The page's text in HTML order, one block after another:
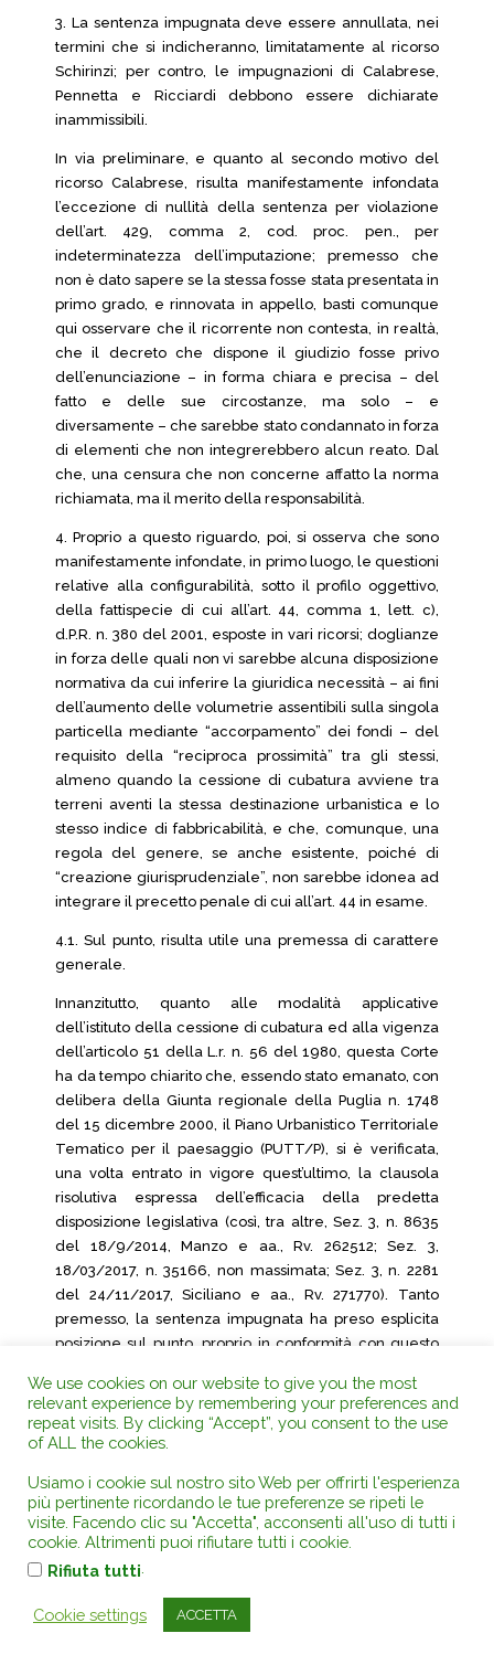
3. La sentenza impugnata deve essere annullata, nei
termini che si indicheranno, limitatamente al ricorso
Schirinzi; per contro, le impugnazioni di Calabrese,
Pennetta e Ricciardi debbono essere dichiarate
inammissibili.
In via preliminare, e quanto al secondo motivo del
ricorso Calabrese, risulta manifestamente infondata
l’eccezione di nullità della sentenza per violazione
dell’art. 429, comma 2, cod. proc. pen., per
indeterminatezza dell’imputazione; premesso che
non è dato sapere se la stessa fosse stata presentata in
primo grado, e rinnovata in appello, basti comunque
qui osservare che il ricorrente non contesta, in realtà,
che il decreto che dispone il giudizio fosse privo
dell’enunciazione – in forma chiara e precisa – del
fatto e delle sue circostanze, ma solo – e
diversamente – che sarebbe stato condannato in forza
di elementi che non integrerebbero alcun reato. Dal
che, una censura che non concerne affatto la norma
richiamata, ma il merito della responsabilità.
4. Proprio a questo riguardo, poi, si osserva che sono
manifestamente infondate, in primo luogo, le questioni
relative alla configurabilità, sotto il profilo oggettivo,
della fattispecie di cui all’art. 44, comma 1, lett. c),
d.P.R. n. 380 del 2001, esposte in vari ricorsi; doglianze
in forza delle quali non vi sarebbe alcuna disposizione
normativa da cui inferire la giuridica necessità – ai fini
dell’aumento delle volumetrie assentibili sulla singola
particella mediante “accorpamento” dei fondi – del
requisito della “reciproca prossimità” tra gli stessi,
almeno quando la cessione di cubatura avviene tra
terreni aventi la stessa destinazione urbanistica e lo
stesso indice di fabbricabilità, e che, comunque, una
regola del genere, se anche esistente, poiché di
“creazione giurisprudenziale”, non sarebbe idonea ad
integrare il precetto penale di cui all’art. 44 in esame.
4.1. Sul punto, risulta utile una premessa di carattere
generale.
Innanzitutto, quanto alle modalità applicative
dell’istituto della cessione di cubatura ed alla vigenza
dell’articolo 51 della L.r. n. 56 del 1980, questa Corte
ha da tempo chiarito che, essendo stato emanato, con
delibera della Giunta regionale della Puglia n. 1748
del 15 dicembre 2000, il Piano Urbanistico Territoriale
Tematico per il paesaggio (PUTT/P), si è verificata,
una volta entrato in vigore quest’ultimo, la clausola
risolutiva espressa dell’efficacia della predetta
disposizione legislativa (così, tra altre, Sez. 3, n. 8635
del 18/9/2014, Manzo e aa., Rv. 262512; Sez. 3,
18/03/2017, n. 35166, non massimata; Sez. 3, n. 2281
del 24/11/2017, Siciliano e aa., Rv. 271770). Tanto
premesso, la sentenza impugnata ha preso esplicita
posizione sul punto, proprio in conformità con questo
sostenuto dal Tribunale; la questione, tuttavia, risulta
priva di effettivo rilievo, atteso che le conclusioni alle
quali il Giudice di appello è pervenuto prescindono
disciplina regionale (pag. 6).
4.2. Di seguito, si osserva che, ancora secondo
l’insegnamento consolidato della giurisprudenza di
legittimità, condiviso dal Collegio, in tema di reati
edilizi, la contravvenzione di esecuzione di lavori sine
titulo sussiste anche nel caso in cui il permesso di
We use cookies on our website to give you the most
relevant experience by remembering your preferences and
repeat visits. By clicking “Accept”, you consent to the use
of ALL the cookies.
Usiamo i cookie sul nostro sito Web per offrirti l'esperienza
più pertinente ricordando le tue preferenze se ripeti le
visite. Facendo clic su "Accetta", acconsenti all'uso di tutti i
cookie. Altrimenti puoi rifiutare tutti i cookie.
Rifiuta tutti
Cookie settings ACCETTA